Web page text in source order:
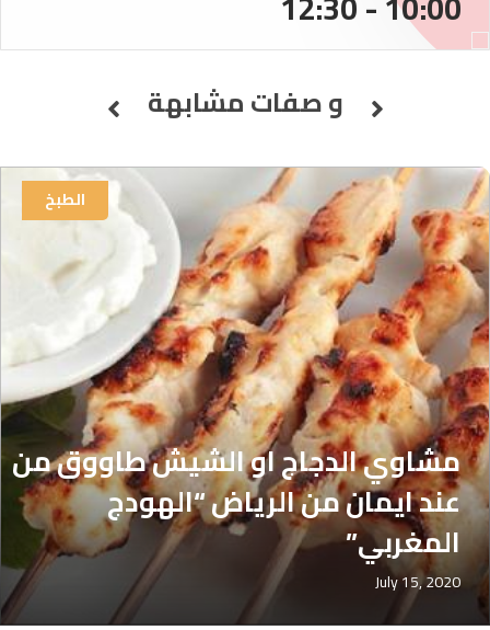
و صفات مشابهة
مشاوي الدجاج او الشيش طاووق من
عند ايمان من الرياض “الهودج
المغربي”
July 15, 2020
الطبخ